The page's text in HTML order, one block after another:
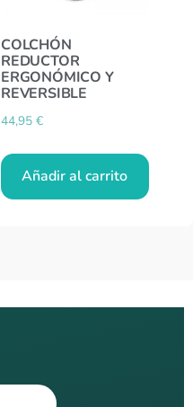
COLCHÓN
REDUCTOR
ERGONÓMICO Y
REVERSIBLE
44,95 €
Añadir al carrito